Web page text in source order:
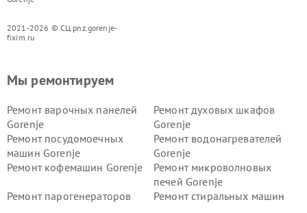
2021-2026 © СЦ pnz.gorenje-
fixim.ru
Мы ремонтируем
Ремонт варочных панелей
Gorenje
Ремонт духовых шкафов
Gorenje
Ремонт посудомоечных
машин Gorenje
Ремонт водонагревателей
Gorenje
Ремонт кофемашин Gorenje
Ремонт микроволновых
печей Gorenje
Ремонт парогенераторов
Ремонт стиральных машин